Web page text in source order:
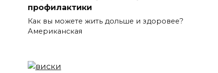
профилактики
Как вы можете жить дольше и здоровее?
Американская